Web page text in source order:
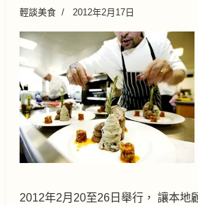
輕談美食 2012年2月17日
2012年2月20至26日舉行， 讓本地